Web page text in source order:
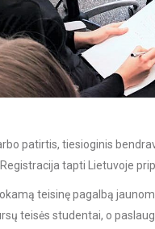
patirtis, tiesioginis
tapti Lietuvoje
teisinę pagalbą
teisės studentai, o